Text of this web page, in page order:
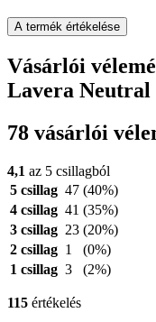
A termék értékelése
Vásárlói
Lavera Neutral
78 vásárlói
4,1 az 5 csillagból
5 csillag 47 (40%)
4 csillag 41 (35%)
3 csillag 23 (20%)
2 csillag 1
(0%)
1 csillag 3 (2%)
115 értékelés